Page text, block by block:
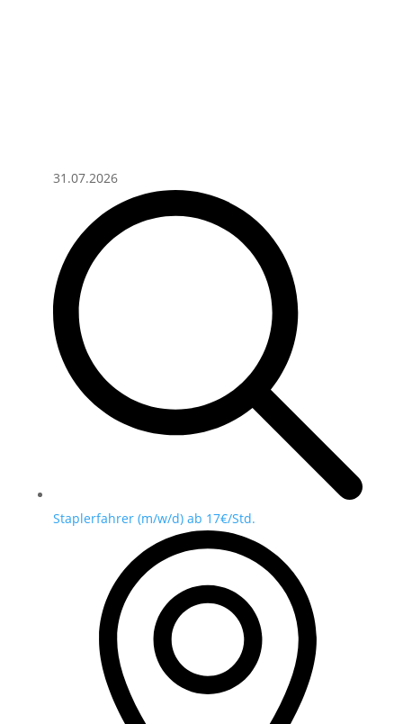
31.07.2026
Staplerfahrer (m/w/d) ab 17€/Std.